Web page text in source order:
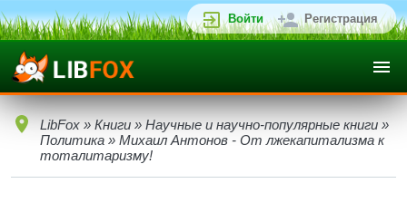
Войти Регистрация
LibFox » Книги » Научные и научно-популярные книги »
Политика » Михаил Антонов - От лжекапитализма к
тоталитаризму!